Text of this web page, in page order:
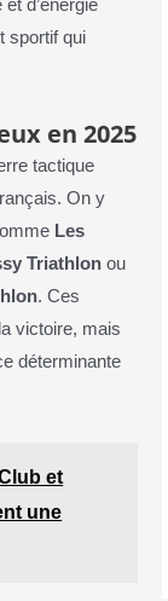
d’énergie
sportif qui
en 2025
tactique
On y
Les
Triathlonou
. Ces
victoire, mais
déterminante
et
une